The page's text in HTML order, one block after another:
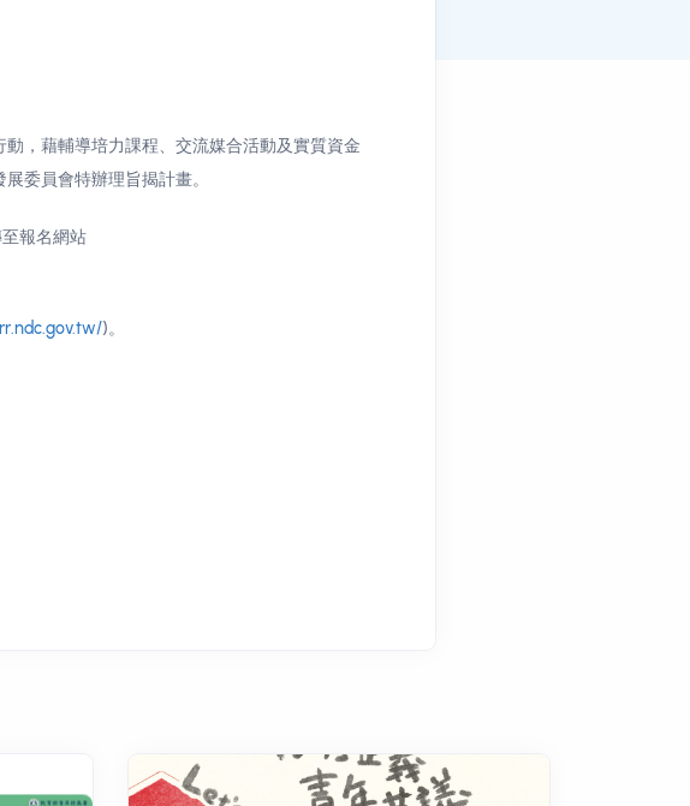
，藉輔導培力課程、交流媒合活動及實質資金
委員會特辦理旨揭計畫。
報名網站
)。